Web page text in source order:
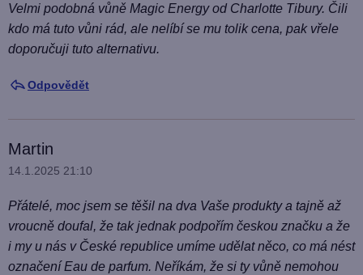
i
s
i
u
z
í
Velmi podobná vůně Magic Energy od Charlotte Tibury. Čili
kdo má tuto vůni rád, ale nelíbí se mu tolik cena, pak vřele
doporučuji tuto alternativu.
Odpovědět
Martin
14.1.2025 21:10
Přátelé, moc jsem se těšil na dva Vaše produkty a tajně až
vroucně doufal, že tak jednak podpořím českou značku a že
i my u nás v České republice umíme udělat něco, co má nést
označení Eau de parfum. Neříkám, že si ty vůně nemohou